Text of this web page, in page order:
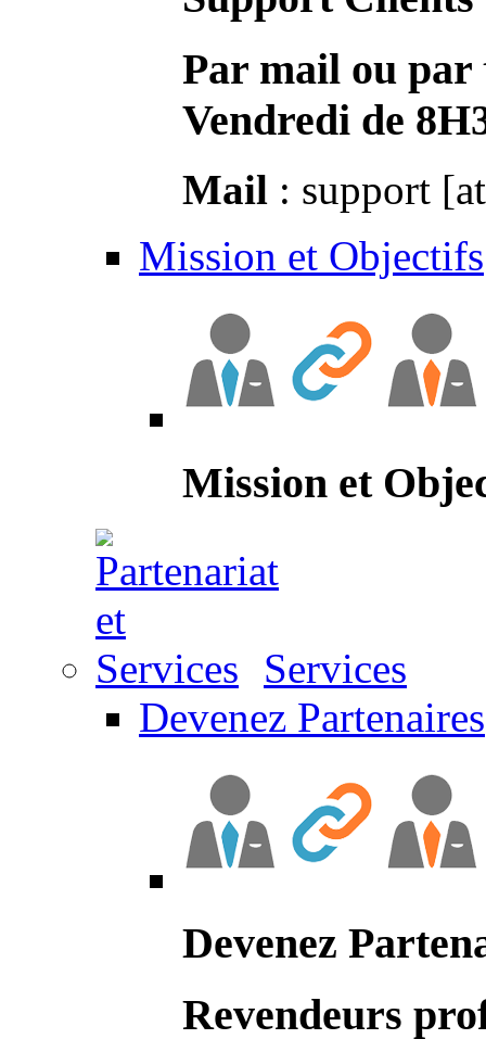
Par mail ou par
Vendredi de
Mail : support
Mission et Objectifs
Mission et
Services
Devenez Partenaires
Devenez
Revendeurs